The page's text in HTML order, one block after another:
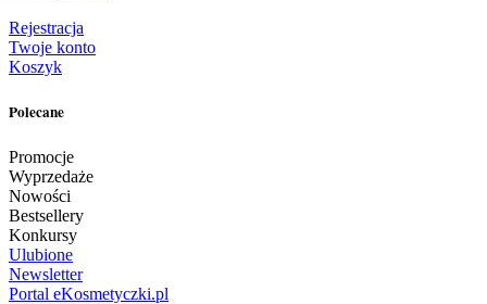
Rejestracja
Twoje konto
Koszyk
Polecane
Promocje
Wyprzedaże
Nowości
Bestsellery
Konkursy
Ulubione
Newsletter
Portal eKosmetyczki.pl